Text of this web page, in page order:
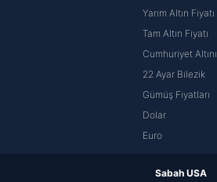
Yarım Altın Fiyatı
Tam Altın Fiyatı
Cumhuriyet Altını
22 Ayar Bilezik
Gümüş Fiyatları
Dolar
Euro
Sabah USA